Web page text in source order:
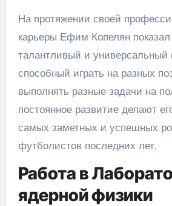
На протяжении своей
карьеры Ефим Копелян показал
талантливый и универсальный
способный играть на разных
выполнять разные задачи на
постоянное развитие делают
самых заметных и успешных
футболистов последних лет.
Работа в
ядерной физики